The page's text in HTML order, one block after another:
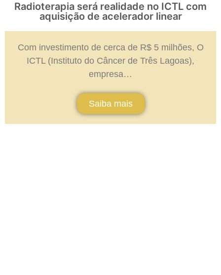
Radioterapia será realidade no ICTL com
aquisição de acelerador linear
Com investimento de cerca de R$ 5 milhões, O
ICTL (Instituto do Câncer de Três Lagoas),
empresa…
Saiba mais